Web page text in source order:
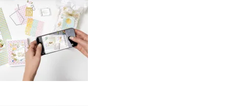
Januar 2025